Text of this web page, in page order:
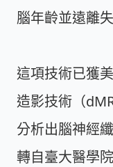
腦年齡並遠離
這項技術已獲
造影技術（
分析出腦神經
轉自臺大醫學